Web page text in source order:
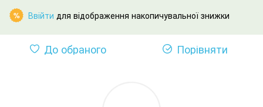
% Ввійти для відображення накопичувальної знижки
До обраного Порівняти